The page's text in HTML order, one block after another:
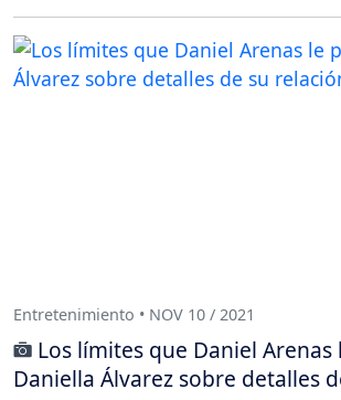
Entretenimiento • NOV 10 / 2021
Los límites que Daniel Arenas
Daniella Álvarez sobre detalles